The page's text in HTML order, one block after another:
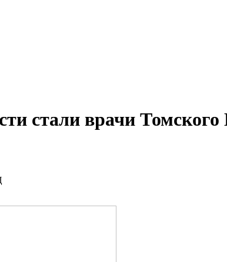
стали врачи